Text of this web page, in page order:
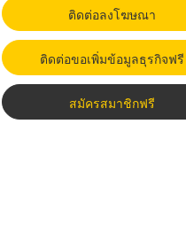
ติดต่อลงโฆษณา
ติดต่อขอเพิ่มข้อมูลธุรกิจฟรี
สมัครสมาชิกฟรี